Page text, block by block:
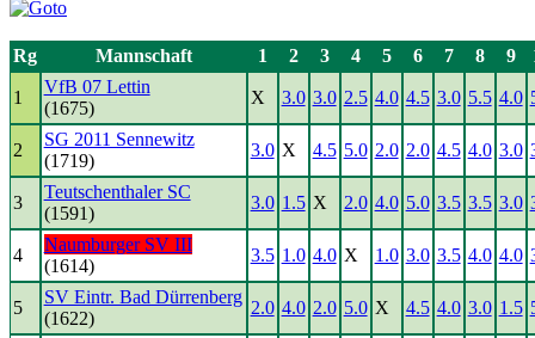
Rg Mannschaft 1 2 3 4 5 6 7 8 9
1
VfB 07 Lettin
(1675)
X 3.0 3.0 2.5 4.0 4.5 3.0 5.5 4.0
2
SG 2011 Sennewitz
(1719)
3.0 X 4.5 5.0 2.0 2.0 4.5 4.0 3.0
3
Teutschenthaler SC
(1591)
3.0 1.5 X 2.0 4.0 5.0 3.5 3.5 3.0
4
Naumburger SV III
(1614)
3.5 1.0 4.0 X 1.0 3.0 3.5 4.0 4.0
5
SV Eintr. Bad Dürrenberg
(1622)
2.0 4.0 2.0 5.0 X 4.5 4.0 3.0 1.5